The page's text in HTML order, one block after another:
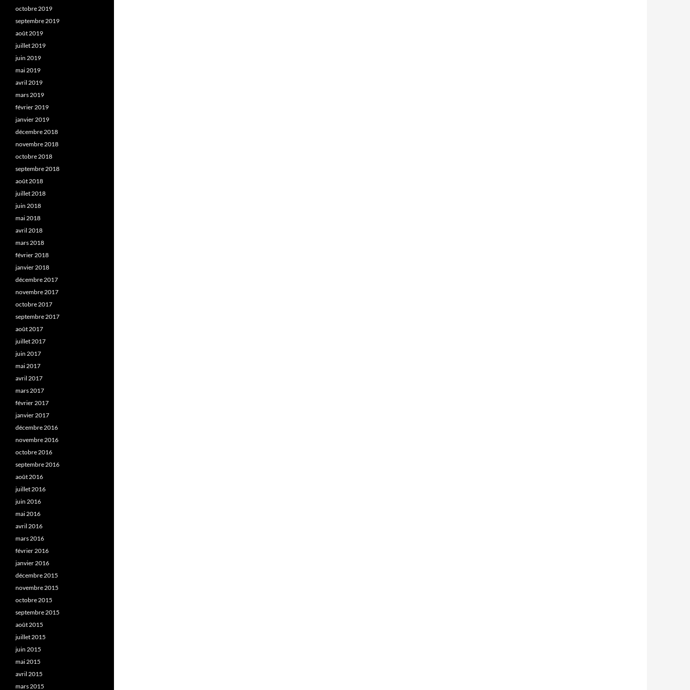
octobre 2019
septembre 2019
août 2019
juillet 2019
juin 2019
mai 2019
avril 2019
mars 2019
février 2019
janvier 2019
décembre 2018
novembre 2018
octobre 2018
septembre 2018
août 2018
juillet 2018
juin 2018
mai 2018
avril 2018
mars 2018
février 2018
janvier 2018
décembre 2017
novembre 2017
octobre 2017
septembre 2017
août 2017
juillet 2017
juin 2017
mai 2017
avril 2017
mars 2017
février 2017
janvier 2017
décembre 2016
novembre 2016
octobre 2016
septembre 2016
août 2016
juillet 2016
juin 2016
mai 2016
avril 2016
mars 2016
février 2016
janvier 2016
décembre 2015
novembre 2015
octobre 2015
septembre 2015
août 2015
juillet 2015
juin 2015
mai 2015
avril 2015
mars 2015